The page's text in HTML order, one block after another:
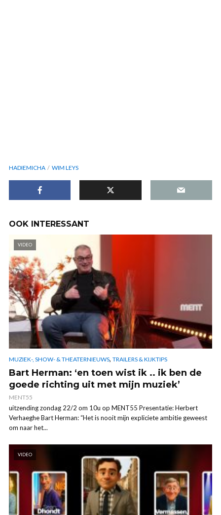
HADIEMICHA WIM LEYS
OOK INTERESSANT
VIDEO
MUZIEK-, SHOW- & THEATERNIEUWS, TRAILERS & KIJKTIPS
Bart Herman: ‘en toen wist ik .. ik ben de
goede richting uit met mijn muziek’
MENT55
uitzending zondag 22/2 om 10u op MENT55 Presentatie: Herbert
Verhaeghe Bart Herman: “Het is nooit mijn expliciete ambitie geweest
om naar het...
VIDEO